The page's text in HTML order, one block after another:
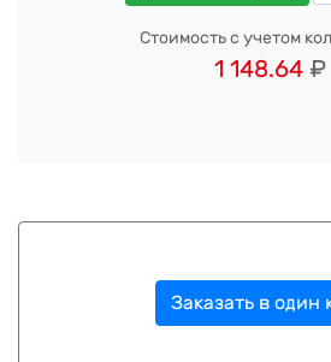
Стоимость с учетом
1 148.64₽
Заказать в один